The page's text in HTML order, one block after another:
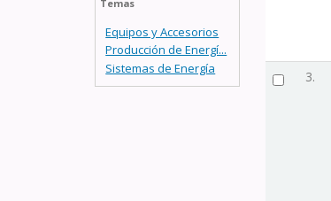
Temas
Equipos y Accesorios
Producción de Energí...
Sistemas de Energía
3.